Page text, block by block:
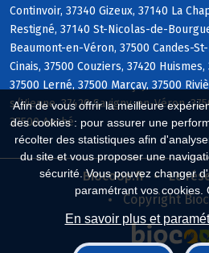
Afin de vous offrir la meilleure
des cookies : pour assurer une
récolter des statistiques afin
du site et vous proposer une
sécurité. Vous pouvez changer
paramétrant vos cookies.
En savoir plus et
Continvoir, 37340 Gizeux, 37140 La
Restigné, 37140 St-Nicolas-de-
Beaumont-en-Véron, 37500 Candes-
Cinais, 37500 Couziers, 37420
37500 Lerné, 37500 Marçay, 37500
s/Vienne, 37420 Savigny-en-Véron,
37500 Anché
Biocoop.fr
Le
Copyright